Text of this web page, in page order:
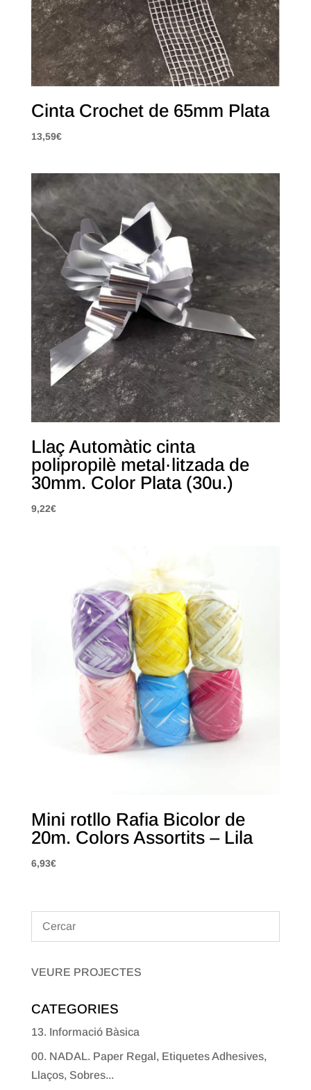
Cinta Crochet de 65mm Plata
13,59€
Llaç Automàtic cinta
polipropilè metal·litzada de
30mm. Color Plata (30u.)
9,22€
Mini rotllo Rafia Bicolor de
20m. Colors Assortits – Lila
6,93€
VEURE PROJECTES
CATEGORIES
13. Informació Bàsica
00. NADAL. Paper Regal, Etiquetes Adhesives,
Llaços, Sobres...